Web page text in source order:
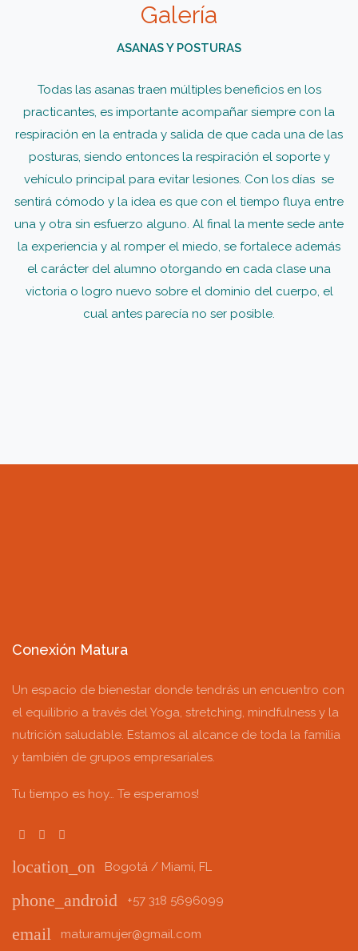
Galería
ASANAS Y POSTURAS
Todas las asanas traen múltiples beneficios en los
practicantes, es importante acompañar siempre con la
respiración en la entrada y salida de que cada una de las
posturas, siendo entonces la respiración el soporte y
vehículo principal para evitar lesiones. Con los días se
sentirá cómodo y la idea es que con el tiempo fluya entre
una y otra sin esfuerzo alguno. Al final la mente sede ante
la experiencia y al romper el miedo, se fortalece además
el carácter del alumno otorgando en cada clase una
victoria o logro nuevo sobre el dominio del cuerpo, el
cual antes parecía no ser posible.
Conexión Matura
Un espacio de bienestar donde tendrás un encuentro con
el equilibrio a través del Yoga, stretching, mindfulness y la
nutrición saludable. Estamos al alcance de toda la familia
y también de grupos empresariales.
Tu tiempo es hoy… Te esperamos!
location_on Bogotá / Miami, FL
phone_android +57 318 5696099
email maturamujer@gmail.com